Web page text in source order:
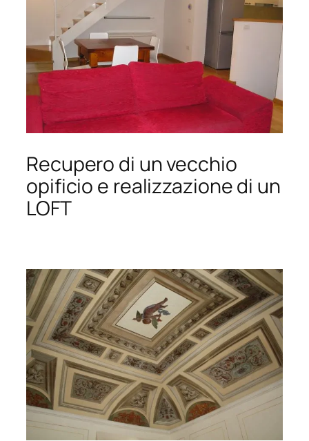
Recupero di un vecchio
opificio e realizzazione di un
LOFT